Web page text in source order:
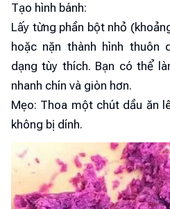
Tạo hình bánh:
Lấy từng phần bột nhỏ
hoặc nặn thành hình thuôn
dạng tùy thích. Bạn có thể
nhanh chín và giòn hơn.
Mẹo: Thoa một chút dầu ăn
không bị dính.